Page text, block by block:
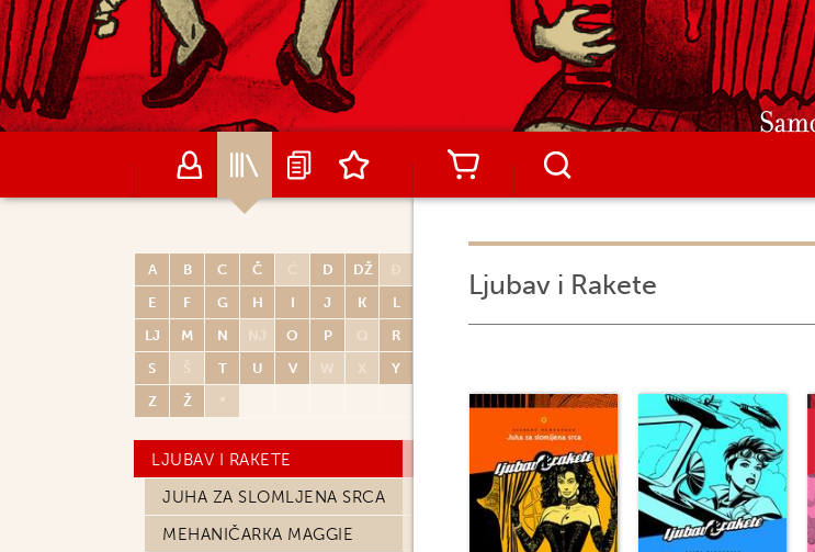
A B C Č Ć D DŽ
Đ
E
F G H I J K
L
LJ
M N NJ O P Q
R
S
Š T U V W X
Y
Z
Ž *
HITMAN
INKAL
JÉRÔME K. JÉRÔME BLOCHE
JONATHAN
KOLORKA SPECIJAL
KRIMINAL
LASTMAN
LAZARUS
LIJEPA KUĆA NA JEZERU
LJUBAV I RAKETE
JUHA ZA SLOMLJENA SRCA
MEHANIČARKA MAGGIE
Ljubav i Rakete